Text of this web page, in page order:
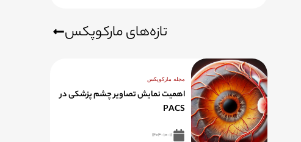
تازه‌های مارکوپکس
مجله مارکوپکس
اهمیت نمایش تصاویر چشم پزشکی در
PACS